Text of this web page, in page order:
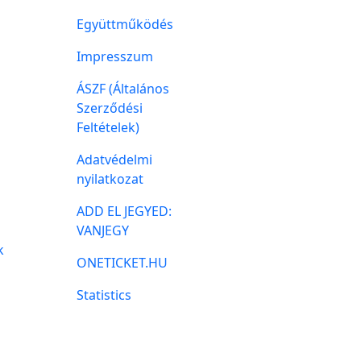
Együttműködés
Impresszum
ÁSZF (Általános
Szerződési
Feltételek)
Adatvédelmi
nyilatkozat
ADD EL JEGYED:
VANJEGY
ONETICKET.HU
Statistics